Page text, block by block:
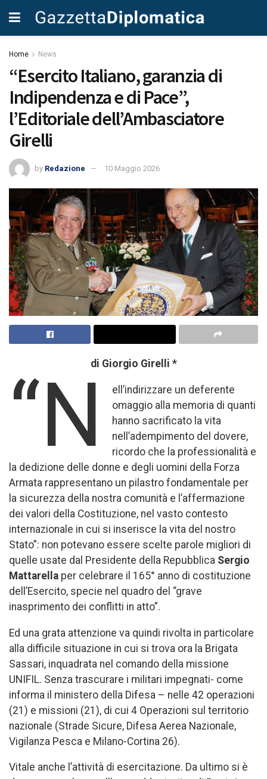
Home News
“Esercito Italiano, garanzia di
Indipendenza e di Pace”,
l’Editoriale dell’Ambasciatore
Girelli
by Redazione 10 Maggio 2026
di Giorgio Girelli *
“N
ell’indirizzare un deferente
omaggio alla memoria di quanti
hanno sacrificato la vita
nell’adempimento del dovere,
ricordo che la professionalità e
la dedizione delle donne e degli uomini della Forza
Armata rappresentano un pilastro fondamentale per
la sicurezza della nostra comunità e l’affermazione
dei valori della Costituzione, nel vasto contesto
internazionale in cui si inserisce la vita del nostro
Stato”: non potevano essere scelte parole migliori di
quelle usate dal Presidente della Repubblica Sergio
Mattarella per celebrare il 165° anno di costituzione
dell’Esercito, specie nel quadro del “grave
inasprimento dei conflitti in atto”.
Ed una grata attenzione va quindi rivolta in particolare
alla difficile situazione in cui si trova ora la Brigata
Sassari, inquadrata nel comando della missione
UNIFIL. Senza trascurare i militari impegnati- come
informa il ministero della Difesa – nelle 42 operazioni
(21) e missioni (21), di cui 4 Operazioni sul territorio
nazionale (Strade Sicure, Difesa Aerea Nazionale,
Vigilanza Pesca e Milano-Cortina 26).
Vitale anche l’attività di esercitazione. Da ultimo si è